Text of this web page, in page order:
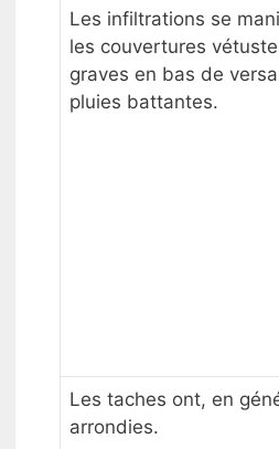
Les infiltrations se
les couvertures
graves en bas de
pluies battantes.
Les taches ont, en
arrondies.